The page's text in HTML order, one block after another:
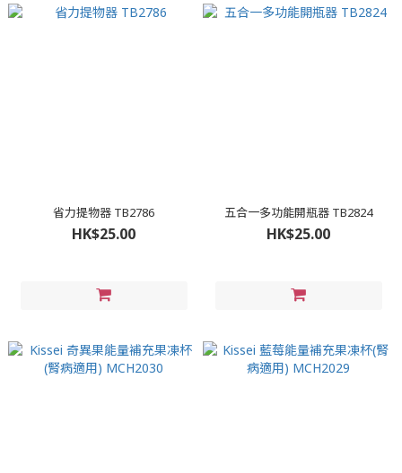
省力提物器 TB2786
HK$25.00
五合一多功能開瓶器 TB2824
HK$25.00